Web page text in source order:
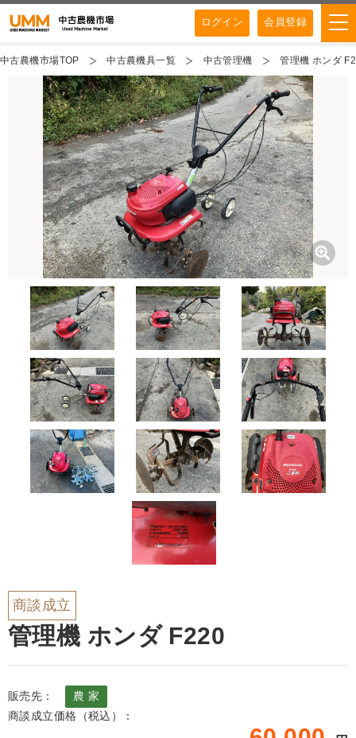
ログイン 会員登録
中古農機市場TOP 中古農機具一覧 中古管理機 管理機 ホンダ
商談成立
管理機 ホンダ F220
販売先：
農 家
商談成立価格（税込）：